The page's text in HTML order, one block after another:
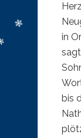
in
bis